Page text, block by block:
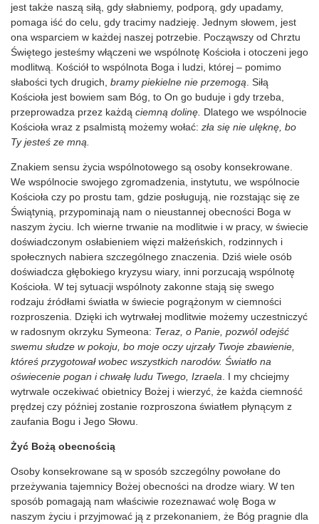
jest także naszą siłą, gdy słabniemy, podporą, gdy upadamy,
pomaga iść do celu, gdy tracimy nadzieję. Jednym słowem, jest
ona wsparciem w każdej naszej potrzebie. Począwszy od Chrztu
Świętego jesteśmy włączeni we wspólnotę Kościoła i otoczeni jego
modlitwą. Kościół to wspólnota Boga i ludzi, której – pomimo
słabości tych drugich, bramy piekielne nie przemogą . Siłą
Kościoła jest bowiem sam Bóg, to On go buduje i gdy trzeba,
przeprowadza przez każdą ciemną dolinę. Dlatego we wspólnocie
Kościoła wraz z psalmistą możemy wołać: zła się nie ulęknę, bo
Ty jesteś ze mną.
Znakiem sensu życia wspólnotowego są osoby konsekrowane.
We wspólnocie swojego zgromadzenia, instytutu, we wspólnocie
Kościoła czy po prostu tam, gdzie posługują, nie rozstając się ze
Świątynią, przypominają nam o nieustannej obecności Boga w
naszym życiu. Ich wierne trwanie na modlitwie i w pracy, w świecie
doświadczonym osłabieniem więzi małżeńskich, rodzinnych i
społecznych nabiera szczególnego znaczenia. Dziś wiele osób
doświadcza głębokiego kryzysu wiary, inni porzucają wspólnotę
Kościoła. W tej sytuacji wspólnoty zakonne stają się swego
rodzaju źródłami światła w świecie pogrążonym w ciemności
rozproszenia. Dzięki ich wytrwałej modlitwie możemy uczestniczyć
w radosnym okrzyku Symeona: Teraz, o Panie, pozwól odejść
swemu słudze w pokoju, bo moje oczy ujrzały Twoje zbawienie,
któreś przygotował wobec wszystkich narodów. Światło na
oświecenie pogan i chwałę ludu Twego, Izraela . I my chciejmy
wytrwale oczekiwać obietnicy Bożej i wierzyć, że każda ciemność
prędzej czy później zostanie rozproszona światłem płynącym z
zaufania Bogu i Jego Słowu.
Żyć Bożą obecnością
Osoby konsekrowane są w sposób szczególny powołane do
przeżywania tajemnicy Bożej obecności na drodze wiary. W ten
sposób pomagają nam właściwie rozeznawać wolę Boga w
naszym życiu i przyjmować ją z przekonaniem, że Bóg pragnie dla